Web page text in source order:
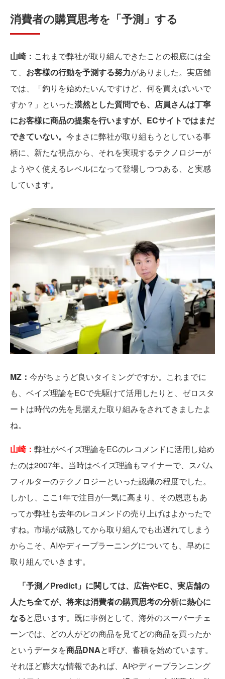
消費者の購買思考を「予測」する
山崎： これまで弊社が取り組んできたことの根底には全
て、 お客様の行動を予測する努力がありました。実店舗
では、「釣りを始めたいんですけど、何を買えばいいで
すか？」といった漠然とした質問でも、店員さんは丁寧
にお客様に商品の提案を行いますが、ECサイトではまだ
できていない。 今まさに弊社が取り組もうとしている事
柄に、新たな視点から、それを実現するテクノロジーが
ようやく使えるレベルになって登場しつつある、と実感
しています。
MZ： 今がちょうど良いタイミングですか。これまでに
も、ベイズ理論をECで先駆けて活用したりと、ゼロスタ
ートは時代の先を見据えた取り組みをされてきましたよ
ね。
山崎： 弊社がベイズ理論をECのレコメンドに活用し始め
たのは2007年。当時はベイズ理論もマイナーで、スパム
フィルターのテクノロジーといった認識の程度でした。
しかし、ここ1年で注目が一気に高まり、その恩恵もあ
ってか弊社も去年のレコメンドの売り上げはよかったで
すね。市場が成熟してから取り組んでも出遅れてしまう
からこそ、AIやディープラーニングについても、早めに
取り組んでいきます。
「予測／Predict」に関しては、広告やEC、実店舗の
人たち全てが、将来は消費者の購買思考の分析に熱心に
なると思います。既に事例として、海外のスーパーチェ
ーンでは、どの人がどの商品を見てどの商品を買ったか
というデータを商品DNAと呼び、蓄積を始めています。
それほど膨大な情報であれば、AIやディープランニング